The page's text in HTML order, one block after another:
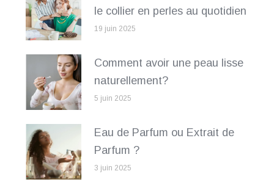
le collier en perles au quotidien
19 juin 2025
Comment avoir une peau lisse
naturellement?
5 juin 2025
Eau de Parfum ou Extrait de
Parfum ?
3 juin 2025